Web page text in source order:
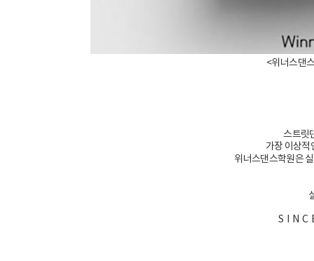
​<위너스댄
스트릿
가장 이상적
위너스댄스학원은
S I N C